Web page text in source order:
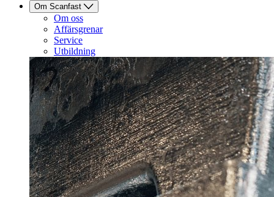
Om Scanfast
Om oss
Affärsgrenar
Service
Utbildning